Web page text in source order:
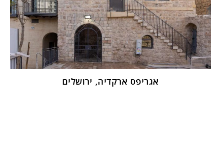
אגריפס ארקדיה, ירושלים